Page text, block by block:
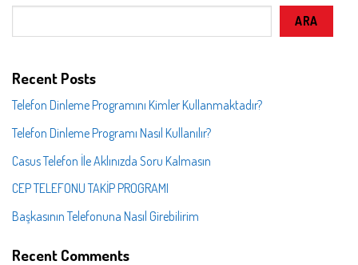
ARA
Recent Posts
Telefon Dinleme Programını Kimler Kullanmaktadır?
Telefon Dinleme Programı Nasıl Kullanılır?
Casus Telefon İle Aklınızda Soru Kalmasın
CEP TELEFONU TAKİP PROGRAMI
Başkasının Telefonuna Nasıl Girebilirim
Recent Comments